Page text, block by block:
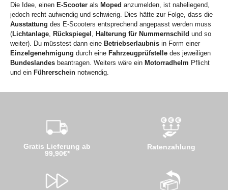
Die Idee, einen E-Scooter als Moped anzumelden, ist naheliegend,
jedoch recht aufwendig und schwierig. Dies hätte zur Folge, dass die
Ausstattung des E-Scooters entsprechend angepasst werden muss
(Lichtanlage Rückspiegel Halterung für Nummernschild und so
weiter). Du müsstest dann eine Betriebserlaubnis in Form einer
Einzelgenehmigung durch eine Fahrzeugprüfstelle des jeweiligen
Bundeslandes beantragen. Weiters wäre ein Motorradhelm Pflicht
und ein Führerschein notwendig.
Gratis Lieferung ab
99,90€*
Ratenzahlung